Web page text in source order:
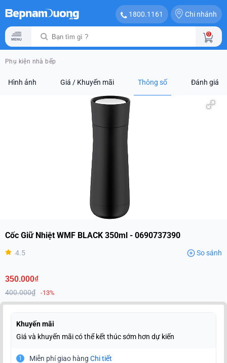
1800.1161 Chi nhánh
0
Phụ kiện nhà bếp
Hình ảnh Giá / Khuyến mãi Thông số Đánh giá
Cốc Giữ Nhiệt WMF BLACK 350ml - 0690737390
4.5 So sánh
350.000₫
400.000₫ -13%
Khuyến mãi
Giá và khuyến mãi có thể kết thúc sớm hơn dự kiến
1 Miễn phí giao hàng Chi tiết